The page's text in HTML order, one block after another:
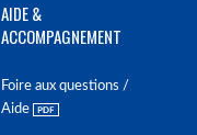
AIDE &
ACCOMPAGNEMENT
Foire aux questions /
Aide